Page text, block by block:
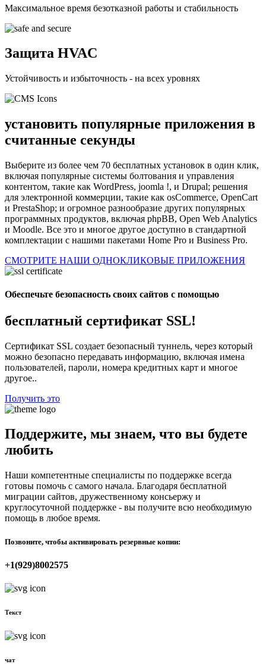
Максимальное время безотказной работы и стабильность
Защита HVAC
Устойчивость и избыточность - на всех уровнях
установить популярные приложения в
считанные секунды
Выберите из более чем 70 бесплатных установок в один клик,
включая популярные системы болтования и управления
контентом, такие как WordPress, joomla !, и Drupal; решения
для электронной коммерции, такие как osCommerce, OpenCart
и PrestaShop; и огромное разнообразие других популярных
программных продуктов, включая phpBB, Open Web Analytics
и Moodle. Все это и многое другое доступно в стандартной
комплектации с нашими пакетами Home Pro и Business Pro.
СМОТРИТЕ НАШИ ОДНОКЛИКОВЫЕ ПРИЛОЖЕНИЯ
Обеспечьте безопасность своих сайтов с помощью
бесплатный сертификат SSL!
Сертификат SSL создает безопасный туннель, через который
можно безопасно передавать информацию, включая имена
пользователей, пароли, номера кредитных карт и многое
другое..
Получить это
Поддержите, мы знаем, что вы будете
любить
Наши компетентные специалисты по поддержке всегда
готовы помочь с самого начала. Благодаря бесплатной
миграции сайтов, дружественному консьержу и
круглосуточной поддержке - вы получите всю необходимую
помощь в любое время.
Позвоните, чтобы активировать резервные копии:
+1(929)8002575
Текст
чат